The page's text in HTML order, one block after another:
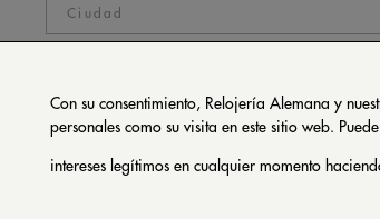
Con su consentimiento, Relojería Alemana y
personales como su visita en este sitio web.
intereses legítimos en cualquier momento
Acepto lapolítica de privacidad*